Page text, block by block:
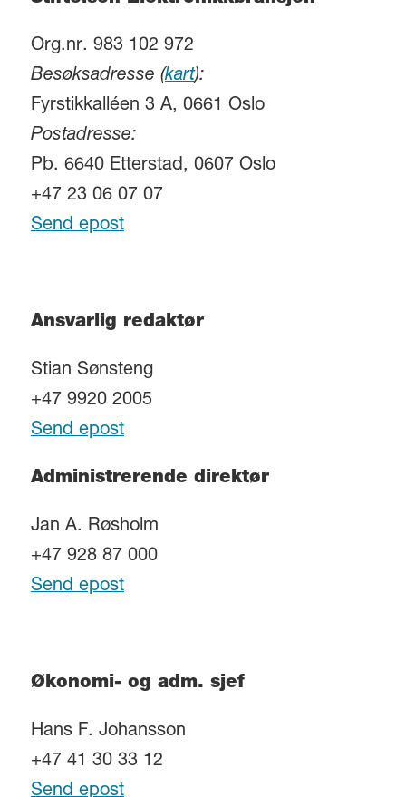
Org.nr. 983 102 972
Besøksadresse (kart):
Fyrstikkalléen 3 A, 0661 Oslo
Postadresse:
Pb. 6640 Etterstad, 0607 Oslo
+47 23 06 07 07
Send epost
Ansvarlig redaktør
Stian Sønsteng
+47 9920 2005
Send epost
Administrerende direktør
Jan A. Røsholm
+47 928 87 000
Send epost
Økonomi- og adm. sjef
Hans F. Johansson
+47 41 30 33 12
Send epost